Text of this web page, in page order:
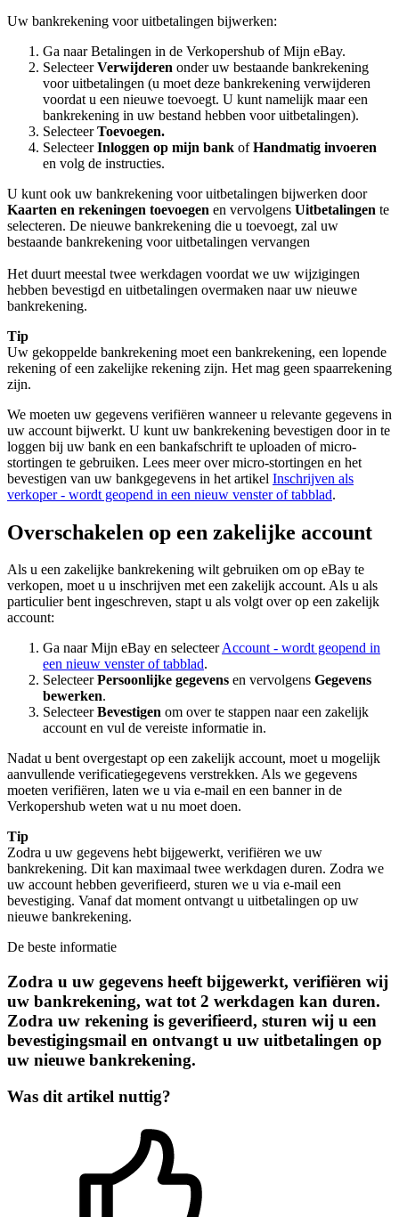
Uw bankrekening voor uitbetalingen bijwerken:
Ga naar Betalingen in de Verkopershub of Mijn eBay.
SelecteerVerwijderen onder uw bestaande bankrekening
voor uitbetalingen (u moet deze bankrekening verwijderen
voordat u een nieuwe toevoegt. U kunt namelijk maar een
bankrekening in uw bestand hebben voor uitbetalingen).
SelecteerToevoegen.
SelecteerInloggen op mijn bank ofHandmatig invoeren
en volg de instructies.
U kunt ook uw bankrekening voor uitbetalingen bijwerken door
Kaarten en rekeningen toevoegen en vervolgens Uitbetalingen te
selecteren. De nieuwe bankrekening die u toevoegt, zal uw
bestaande bankrekening voor uitbetalingen vervangen
Het duurt meestal twee werkdagen voordat we uw wijzigingen
hebben bevestigd en uitbetalingen overmaken naar uw nieuwe
bankrekening.
Tip
Uw gekoppelde bankrekening moet een bankrekening, een lopende
rekening of een zakelijke rekening zijn. Het mag geen spaarrekening
zijn.
We moeten uw gegevens verifiëren wanneer u relevante gegevens in
uw account bijwerkt. U kunt uw bankrekening bevestigen door in te
loggen bij uw bank en een bankafschrift te uploaden of micro-
stortingen te gebruiken. Lees meer over micro-stortingen en het
bevestigen van uw bankgegevens in het artikel Inschrijven als
verkoper- wordt geopend in een nieuw venster of tabblad.
Overschakelen op een zakelijke account
Als u een zakelijke bankrekening wilt gebruiken om op eBay te
verkopen, moet u u inschrijven met een zakelijk account. Als u als
particulier bent ingeschreven, stapt u als volgt over op een zakelijk
account:
Ga naar Mijn eBay en selecteerAccount- wordt geopend in
een nieuw venster of tabblad.
SelecteerPersoonlijke gegevens en vervolgens Gegevens
bewerken.
SelecteerBevestigen om over te stappen naar een zakelijk
account en vul de vereiste informatie in.
Nadat u bent overgestapt op een zakelijk account, moet u mogelijk
aanvullende verificatiegegevens verstrekken. Als we gegevens
moeten verifiëren, laten we u via e-mail en een banner in de
Verkopershub weten wat u nu moet doen.
Tip
Zodra u uw gegevens hebt bijgewerkt, verifiëren we uw
bankrekening. Dit kan maximaal twee werkdagen duren. Zodra we
uw account hebben geverifieerd, sturen we u via e-mail een
bevestiging. Vanaf dat moment ontvangt u uitbetalingen op uw
nieuwe bankrekening.
De beste informatie
Zodra u uw gegevens heeft bijgewerkt, verifiëren wij
uw bankrekening, wat tot 2 werkdagen kan duren.
Zodra uw rekening is geverifieerd, sturen wij u een
bevestigingsmail en ontvangt u uw uitbetalingen op
uw nieuwe bankrekening.
Was dit artikel nuttig?